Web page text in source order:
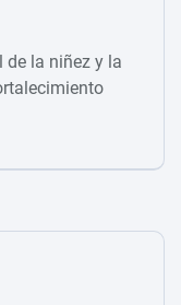
de la niñez y la